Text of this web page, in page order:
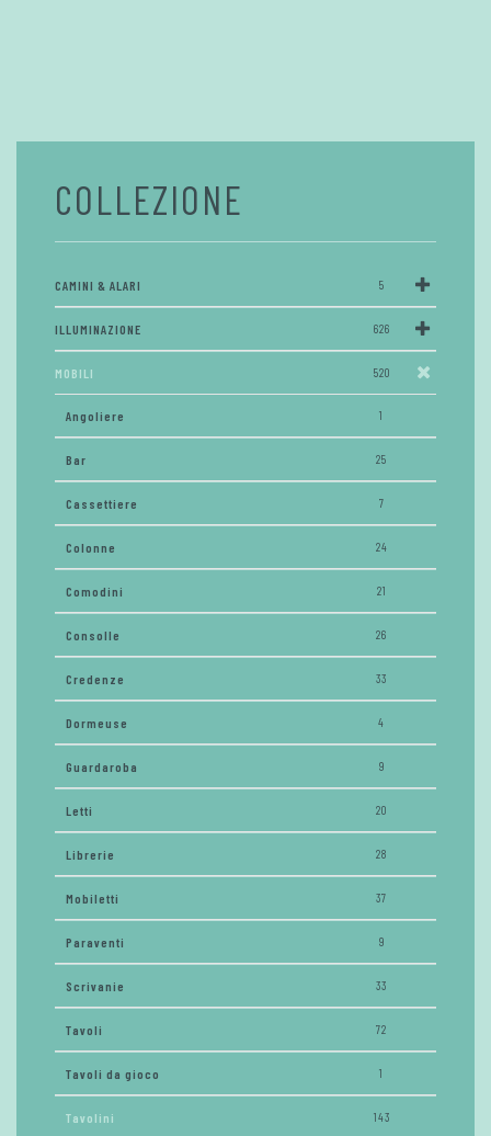
COLLEZIONE
CAMINI & ALARI 5
ILLUMINAZIONE 626
MOBILI 520
Angoliere 1
Bar 25
Cassettiere 7
Colonne 24
Comodini 21
Consolle 26
Credenze 33
Dormeuse 4
Guardaroba 9
Letti 20
Librerie 28
Mobiletti 37
Paraventi 9
Scrivanie 33
Tavoli 72
Tavoli da gioco 1
Tavolini 143